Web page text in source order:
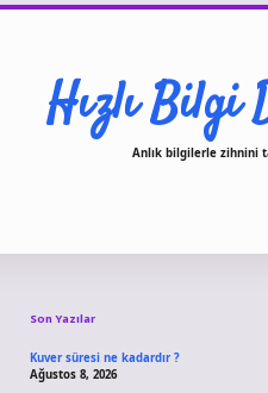
Hızlı Bilgi
Anlık bilgilerle zihnini
Son Yazılar
Kuver süresi ne kadardır ?
Ağustos 8, 2026